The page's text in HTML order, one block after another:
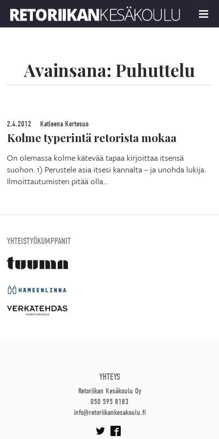
MENU
Avainsana: Puhuttelu
2.4.2012 Katleena Kortesuo
Kolme typerintä retorista mokaa
On olemassa kolme kätevää tapaa kirjoittaa itsensä
suohon. 1) Perustele asia itsesi kannalta – ja unohda lukija.
Ilmoittautumisten pitää olla…
YHTEISTYÖKUMPPANIT
YHTEYS
Retoriikan Kesäkoulu Oy
050 595 8183
info@retoriikankesakoulu.fi